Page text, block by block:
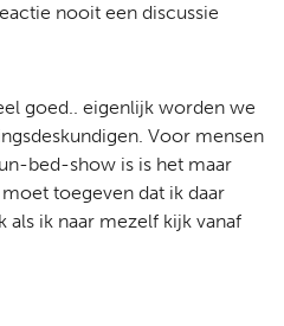
nooit een discussie
goed.. eigenlijk worden we
Voor mensen
bed-show is is het maar
toegeven dat ik daar
als ik naar mezelf kijk vanaf